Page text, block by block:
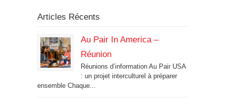
Articles Récents
Au Pair In America –
Réunion
Réunions d’information Au Pair USA
: un projet interculturel à préparer
ensemble Chaque...